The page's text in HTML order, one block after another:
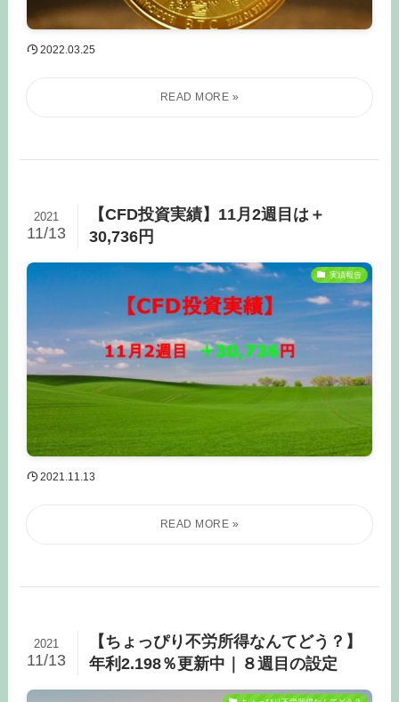
2022.03.25
【CFD投資実績】11月2週目は＋
30,736円
2021
11/13
実績報告
2021.11.13
【ちょっぴり不労所得なんてどう？】
年利2.198％更新中｜８週目の設定
2021
11/13